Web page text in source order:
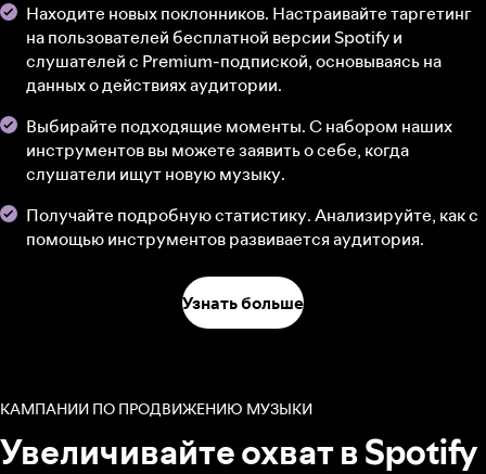
Находите новых поклонников. Настраивайте таргетинг
на пользователей бесплатной версии Spotify и
слушателей с Premium-подпиской, основываясь на
данных о действиях аудитории.
Выбирайте подходящие моменты. С набором наших
инструментов вы можете заявить о себе, когда
слушатели ищут новую музыку.
Получайте подробную статистику. Анализируйте, как с
помощью инструментов развивается аудитория.
Узнать больше
КАМПАНИИ ПО ПРОДВИЖЕНИЮ МУЗЫКИ
Увеличивайте охват в Spotify